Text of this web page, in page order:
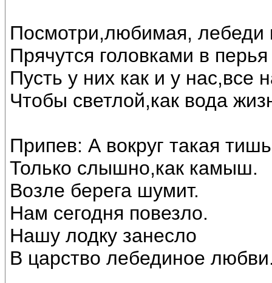
Посмотри,любимая, лебеди
Прячутся головками в
Пусть у них как и у нас,все
Чтобы светлой,как вода
Припев: А вокруг такая
Только слышно,как камыш.
Возле берега шумит.
Нам сегодня повезло.
Нашу лодку занесло
В царство лебединое